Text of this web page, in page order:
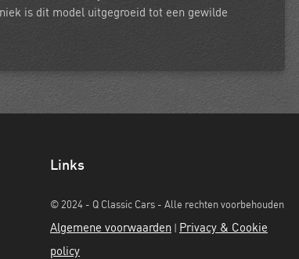
is dit model uitgegroeid tot een gewilde
Links
© 2024 - Q Classic Cars - Alle rechten voorbehouden
Algemene voorwaarden
Privacy & Cookie
policy